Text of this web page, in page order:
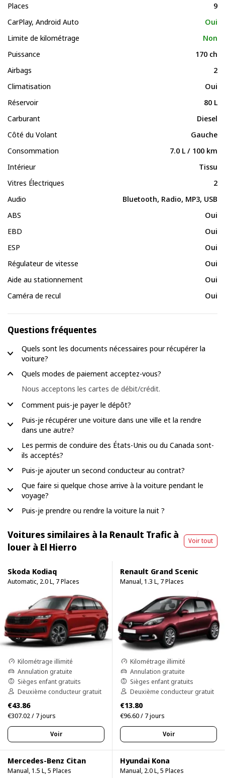
Places
9
CarPlay, Android Auto
Oui
Limite de kilométrage
Non
Puissance
170 ch
Airbags
2
Climatisation
Oui
Réservoir
80 L
Carburant
Diesel
Côté du Volant
Gauche
Consommation
7.0 L / 100 km
Intérieur
Tissu
Vitres Électriques
2
Audio
Bluetooth, Radio, MP3, USB
ABS
Oui
EBD
Oui
ESP
Oui
Régulateur de vitesse
Oui
Aide au stationnement
Oui
Caméra de recul
Oui
Questions fréquentes
Quels sont les documents nécessaires pour récupérer la
voiture?
Quels modes de paiement acceptez-vous?
Nous acceptons les cartes de débit/crédit.
Comment puis-je payer le dépôt?
Puis-je récupérer une voiture dans une ville et la rendre
dans une autre?
Les permis de conduire des États-Unis ou du Canada sont-
ils acceptés?
Puis-je ajouter un second conducteur au contrat?
Que faire si quelque chose arrive à la voiture pendant le
voyage?
Puis-je prendre ou rendre la voiture la nuit ?
Voitures similaires à la Renault Trafic à
louer à El Hierro
Voir tout
Skoda Kodiaq
Automatic, 2.0 L, 7 Places
Kilométrage illimité
Annulation gratuite
Sièges enfant gratuits
Deuxième conducteur gratuit
€43.86
€307.02 / 7 jours
Voir
Renault Grand Scenic
Manual, 1.3 L, 7 Places
Kilométrage illimité
Annulation gratuite
Sièges enfant gratuits
Deuxième conducteur gratuit
€13.80
€96.60 / 7 jours
Voir
Mercedes-Benz Citan
Manual, 1.5 L, 5 Places
Hyundai Kona
Manual, 2.0 L, 5 Places